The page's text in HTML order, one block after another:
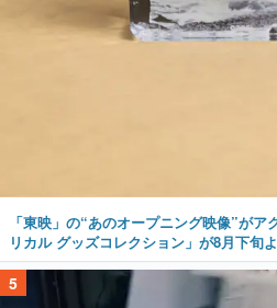
「東映」の“あのオープニング映像”が
リカル グッズコレクション」が8月下旬
5